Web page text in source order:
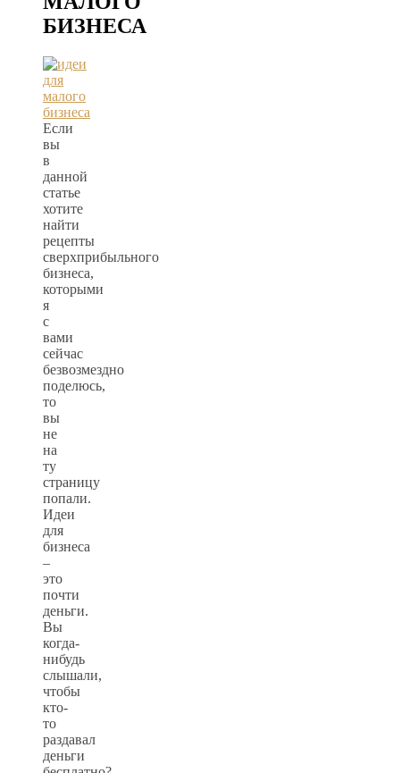
БИЗНЕСА
Если
вы
в
данной
статье
хотите
найти
рецепты
сверхприбыльного
бизнеса,
которыми
я
с
вами
сейчас
безвозмездно
поделюсь,
то
вы
не
на
ту
страницу
попали.
Идеи
для
бизнеса
–
это
почти
деньги.
Вы
когда-
нибудь
слышали,
чтобы
кто-
то
раздавал
деньги